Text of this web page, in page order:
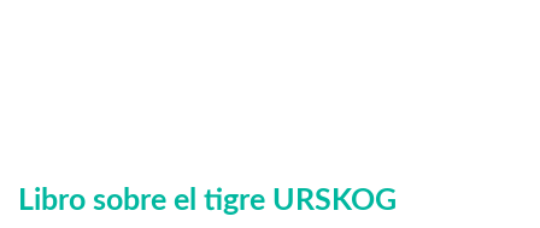
Libro sobre el tigre URSKOG